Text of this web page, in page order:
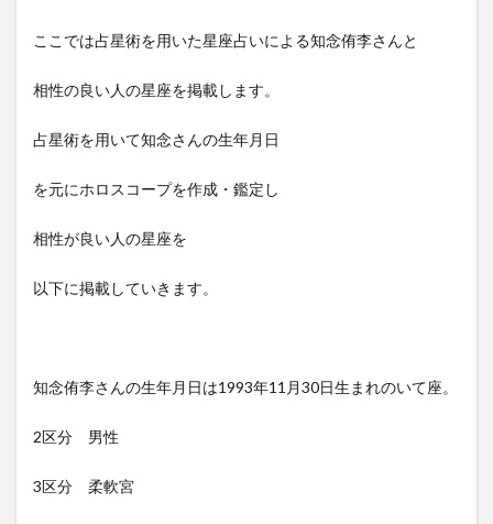
ここでは占星術を用いた星座占いによる知念侑李さんと
相性の良い人の星座を掲載します。
占星術を用いて知念さんの生年月日
を元にホロスコープを作成・鑑定し
相性が良い人の星座を
以下に掲載していきます。
知念侑李さんの生年月日は1993年11月30日生まれのいて座。
2区分 男性
3区分 柔軟宮